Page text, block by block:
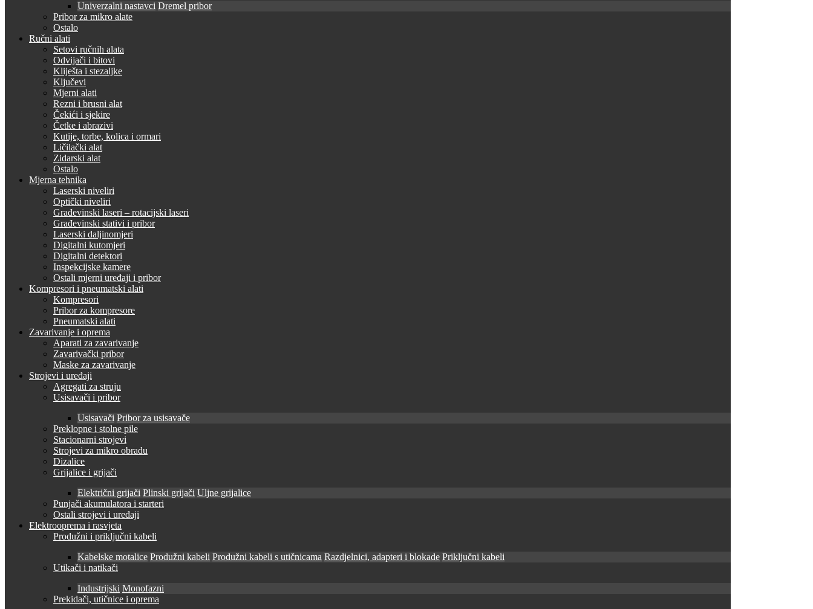
Univerzalni nastavci Dremel pribor
Pribor za mikro alate
Ostalo
Ručni alati
Setovi ručnih alata
Odvijači i bitovi
Kliješta i stezaljke
Ključevi
Mjerni alati
Rezni i brusni alat
Čekići i sjekire
Četke i abrazivi
Kutije, torbe, kolica i ormari
Ličilački alat
Zidarski alat
Ostalo
Mjerna tehnika
Laserski niveliri
Optički niveliri
Građevinski laseri – rotacijski laseri
Građevinski stativi i pribor
Laserski daljinomjeri
Digitalni kutomjeri
Digitalni detektori
Inspekcijske kamere
Ostali mjerni uređaji i pribor
Kompresori i pneumatski alati
Kompresori
Pribor za kompresore
Pneumatski alati
Zavarivanje i oprema
Aparati za zavarivanje
Zavarivački pribor
Maske za zavarivanje
Strojevi i uređaji
Agregati za struju
Usisavači i pribor
Usisavači Pribor za usisavače
Preklopne i stolne pile
Stacionarni strojevi
Strojevi za mikro obradu
Dizalice
Grijalice i grijači
Električni grijači Plinski grijači Uljne grijalice
Punjači akumulatora i starteri
Ostali strojevi i uređaji
Elektrooprema i rasvjeta
Produžni i priključni kabeli
Kabelske motalice Produžni kabeli Produžni kabeli s utičnicama Razdjelnici, adapteri i blokade Priključni kabeli
Utikači i natikači
Industrijski Monofazni
Prekidači, utičnice i oprema